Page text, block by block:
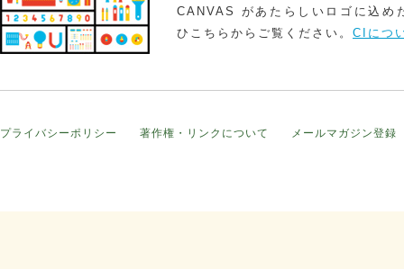
CANVAS があたらしいロゴに込め
ひこちらからご覧ください。 CIにつ
プライバシーポリシー 著作権・リンクについて メールマガジン登録